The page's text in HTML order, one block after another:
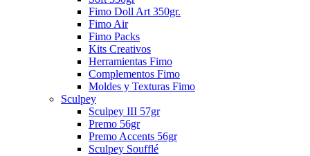
Fimo Doll Art 350gr.
Fimo Air
Fimo Packs
Kits Creativos
Herramientas Fimo
Complementos Fimo
Moldes y Texturas Fimo
Sculpey
Sculpey III 57gr
Premo 56gr
Premo Accents 56gr
Sculpey Soufflé